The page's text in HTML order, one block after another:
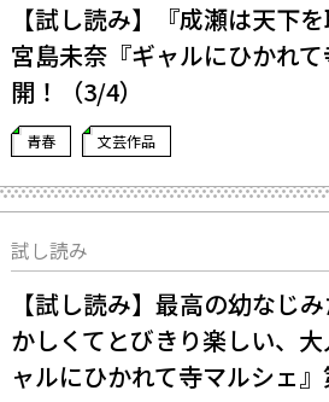
【試し読み】『成瀬は天下
宮島未奈『ギャルにひかれ
開！（3/4）
青春 文芸作品
試し読み
【試し読み】最高の幼なじ
かしくてとびきり楽しい、
ャルにひかれて寺マルシェ